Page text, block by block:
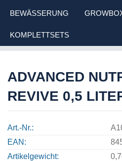
BEWÄSSERUNG
KOMPLETTSETS
ADVANCED
REVIVE 0,5
Art.-Nr.
EAN
Artikelgewicht